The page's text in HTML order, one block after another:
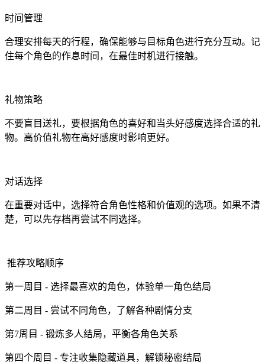
时间管理
合理安排每天的行程，确保能够与目标角色进行充分互动。记
住每个角色的作息时间，在最佳时机进行接触。
礼物策略
不要盲目送礼，要根据角色的喜好和当头好感度选择合适的礼
物。高价值礼物在高好感度时影响更好。
对话选择
在重要对话中，选择符合角色性格和价值观的选项。如果不清
楚，可以先存档再尝试不同选择。
推荐攻略顺序
第一周目 - 选择最喜欢的角色，体验单一角色结局
第二周目 - 尝试不同角色，了解各种剧情分支
第7周目 - 锻炼多人结局，平衡各角色关系
第四个周目 - 专注收集隐藏道具，解锁秘密结局